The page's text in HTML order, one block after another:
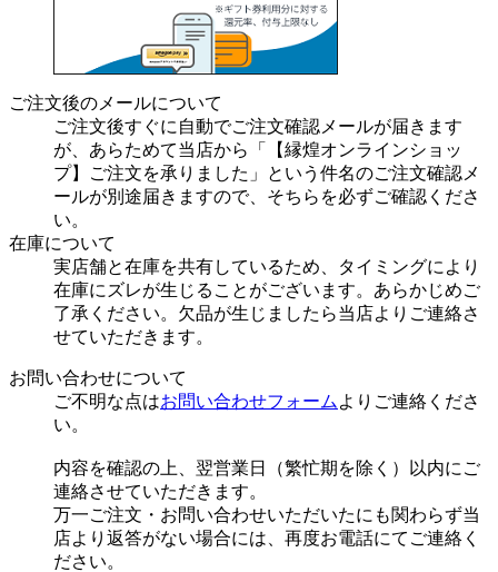
ご注文後のメールについて
ご注文後すぐに自動でご注文確認メールが届きます
が、あらためて当店から「【縁煌オンラインショッ
プ】ご注文を承りました」という件名のご注文確認メ
ールが別途届きますので、そちらを必ずご確認くださ
い。
在庫について
実店舗と在庫を共有しているため、タイミングにより
在庫にズレが生じることがございます。あらかじめご
了承ください。欠品が生じましたら当店よりご連絡さ
せていただきます。
お問い合わせについて
ご不明な点はお問い合わせフォームよりご連絡くださ
い。
内容を確認の上、翌営業日（繁忙期を除く）以内にご
連絡させていただきます。
万一ご注文・お問い合わせいただいたにも関わらず当
店より返答がない場合には、再度お電話にてご連絡く
ださい。